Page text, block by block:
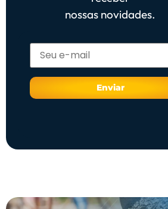
nossas novidades.